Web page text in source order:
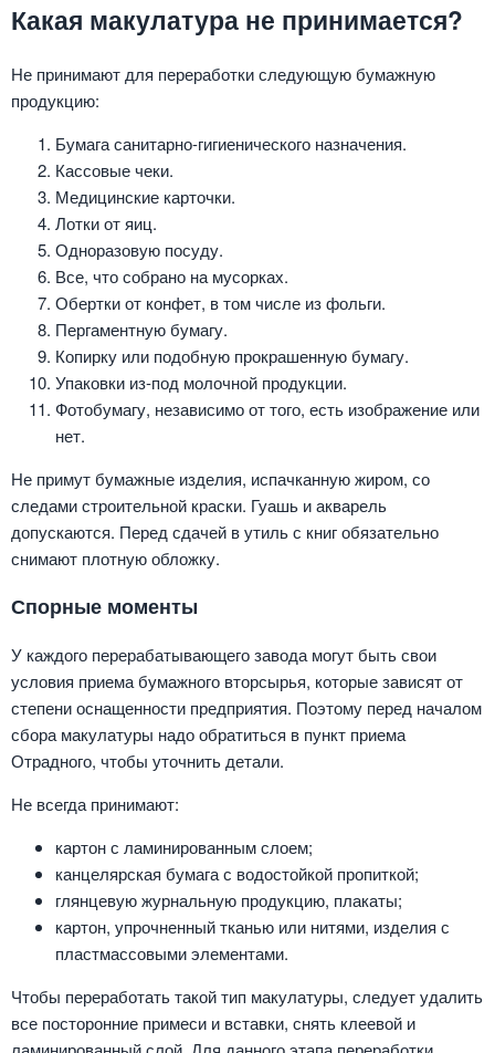
Какая макулатура не принимается?
Не принимают для переработки следующую бумажную
продукцию:
Бумага санитарно-гигиенического назначения.
Кассовые чеки.
Медицинские карточки.
Лотки от яиц.
Одноразовую посуду.
Все, что собрано на мусорках.
Обертки от конфет, в том числе из фольги.
Пергаментную бумагу.
Копирку или подобную прокрашенную бумагу.
Упаковки из-под молочной продукции.
Фотобумагу, независимо от того, есть изображение или
нет.
Не примут бумажные изделия, испачканную жиром, со
следами строительной краски. Гуашь и акварель
допускаются. Перед сдачей в утиль с книг обязательно
снимают плотную обложку.
Спорные моменты
У каждого перерабатывающего завода могут быть свои
условия приема бумажного вторсырья, которые зависят от
степени оснащенности предприятия. Поэтому перед началом
сбора макулатуры надо обратиться в пункт приема
Отрадного, чтобы уточнить детали.
Не всегда принимают:
картон с ламинированным слоем;
канцелярская бумага с водостойкой пропиткой;
глянцевую журнальную продукцию, плакаты;
картон, упрочненный тканью или нитями, изделия с
пластмассовыми элементами.
Чтобы переработать такой тип макулатуры, следует удалить
все посторонние примеси и вставки, снять клеевой и